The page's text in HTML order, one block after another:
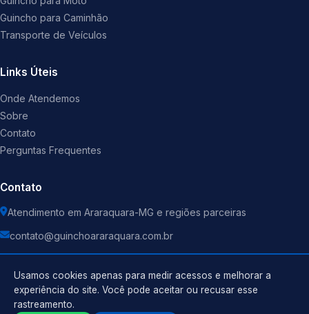
Guincho para Caminhão
Transporte de Veículos
Links Úteis
Onde Atendemos
Sobre
Contato
Perguntas Frequentes
Contato
Atendimento em Araraquara-MG e regiões parceiras
contato@guinchoararaquara.com.br
Usamos cookies apenas para medir acessos e melhorar a
experiência do site. Você pode aceitar ou recusar esse
rastreamento.